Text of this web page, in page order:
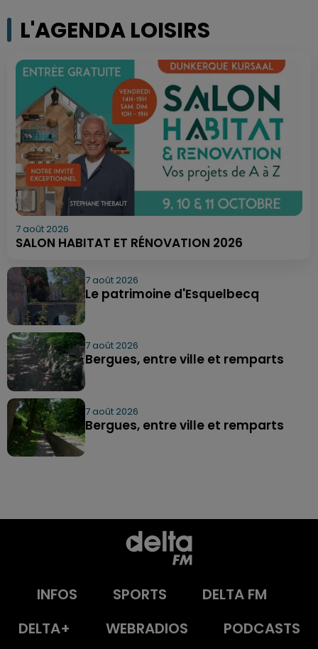
L'AGENDA LOISIRS
7 août 2026
SALON HABITAT ET RÉNOVATION 2026
7 août 2026
Le patrimoine d'Esquelbecq
7 août 2026
Bergues, entre ville et remparts
7 août 2026
Bergues, entre ville et remparts
INFOS SPORTS
DELTA FM
DELTA+
WEBRADIOS PODCASTS